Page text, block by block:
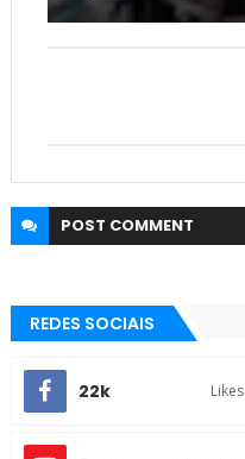
POST COMMENT
REDES SOCIAIS
22k Likes